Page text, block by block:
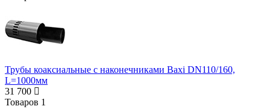
Трубы коаксиальные с наконечниками Baxi DN110/160,
L=1000мм
31 700
Товаров 1